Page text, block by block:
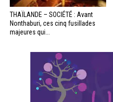
THAÏLANDE – SOCIÉTÉ : Avant
Nonthaburi, ces cinq fusillades
majeures qui...